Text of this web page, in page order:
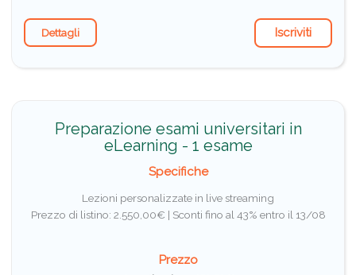
Dettagli Iscriviti
Preparazione esami universitari in
eLearning - 1 esame
Specifiche
Lezioni personalizzate in live streaming
Prezzo di listino: 2.550,00€ | Sconti fino al 43% entro il 13/08
Prezzo